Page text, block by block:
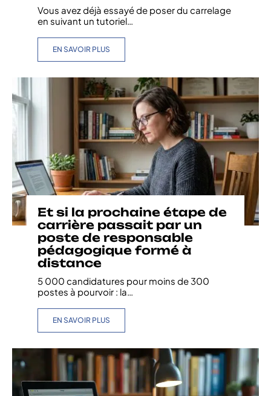
Vous avez déjà essayé de poser du carrelage
en suivant un tutoriel…
EN SAVOIR PLUS
Et si la prochaine étape de
carrière passait par un
poste de responsable
pédagogique formé à
distance
5 000 candidatures pour moins de 300
postes à pourvoir : la
EN SAVOIR PLUS